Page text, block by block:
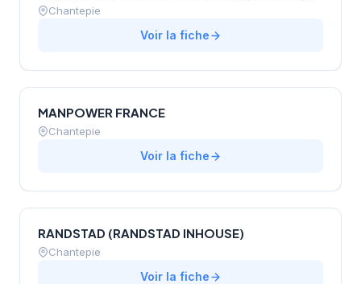
Chantepie
Voir la fiche
MANPOWER FRANCE
Chantepie
Voir la fiche
RANDSTAD (RANDSTAD INHOUSE)
Chantepie
Voir la fiche